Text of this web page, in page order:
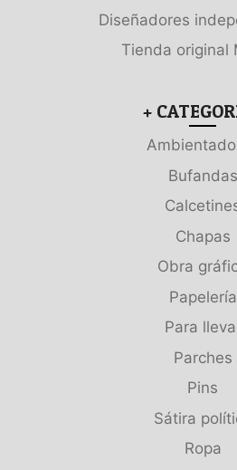
Diseñadores
Tienda original
+
Bufandas
Chapas
Obra
Papelería
Para
Parches
Pins
Sátira
Ropa